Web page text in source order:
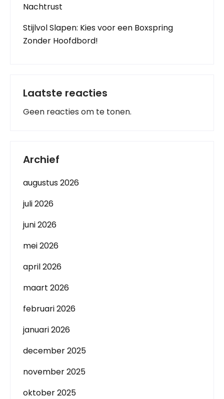
Nachtrust
Stijlvol Slapen: Kies voor een Boxspring
Zonder Hoofdbord!
Laatste reacties
Geen reacties om te tonen.
Archief
augustus 2026
juli 2026
juni 2026
mei 2026
april 2026
maart 2026
februari 2026
januari 2026
december 2025
november 2025
oktober 2025